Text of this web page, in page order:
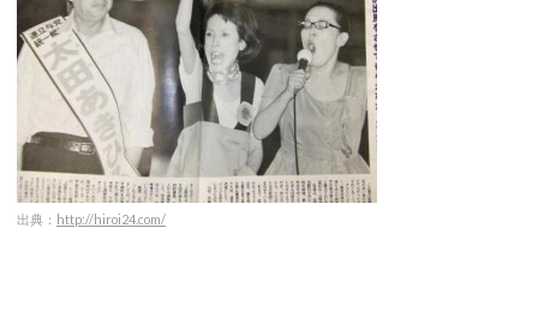
出典： http://hiroi24.com/